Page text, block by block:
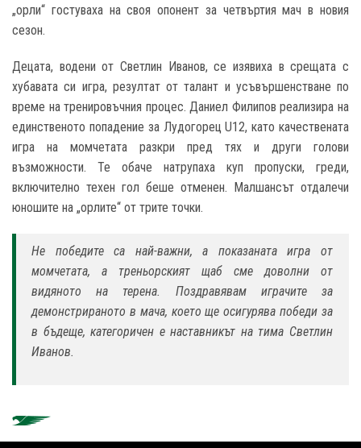
„орли“ гостуваха на своя опонент за четвъртия мач в новия
сезон.
Децата, водени от Светлин Иванов, се изявиха в срещата с
хубавата си игра, резултат от талант и усъвършенстване по
време на тренировъчния процес. Даниел Филипов реализира на
единственото попадение за ЛудогорецU12,като качествената
игра на момчетата разкри пред тях и други голови
възможности. Те обаче натрупаха куп пропуски, греди,
включително техен гол беше отменен. Малшансът отдалечи
юношите на „орлите“ от трите точки.
Не победите са най-важни, а показаната игра от
момчетата, а треньорският щаб сме доволни от
видяното на терена. Поздравявам играчите за
демонстрираното в мача, което ще осигурява победи за
в бъдеще, категоричен е наставникът на тима Светлин
Иванов.